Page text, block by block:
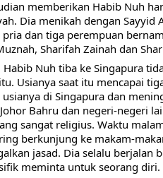
memberikan Habib Nuh
Dia menikah dengan Sayyid
dan tiga perempuan
Sharifah Zainah dan
Nuh tiba ke Singapura
Usianya saat itu mencapai
di Singapura dan
Bahru dan negeri-negeri
sangat religius. Waktu
berkunjung ke makam-
jasad. Dia selalu berjalan
meminta untuk seorang diri.